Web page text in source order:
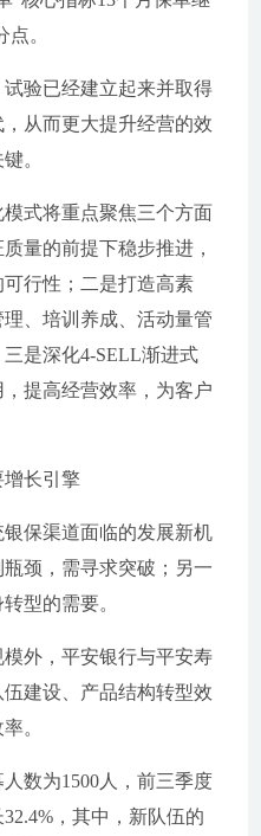
。
验已经建立起来并取得
从而更大提升经营的效
。
式将重点聚焦三个方面
量的前提下稳步推进，
行性；二是打造高素
、培训养成、活动量管
是深化4-SELL渐进式
提高经营效率，为客户
长引擎
保渠道面临的发展新机
颈，需寻求突破；另一
型的需要。
外，平安银行与平安寿
建设、产品结构转型效
。
数为1500人，前三季度
，其中，新队伍的